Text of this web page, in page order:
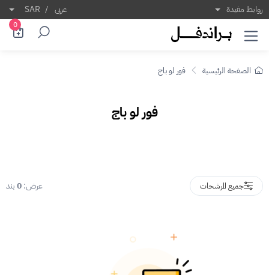
فور لو باج
روابط مفيدة عربى /
SAR
0
الصفحة الرئيسية فور لو باج
فور لو باج
جميع المرشحات عرض:0بند